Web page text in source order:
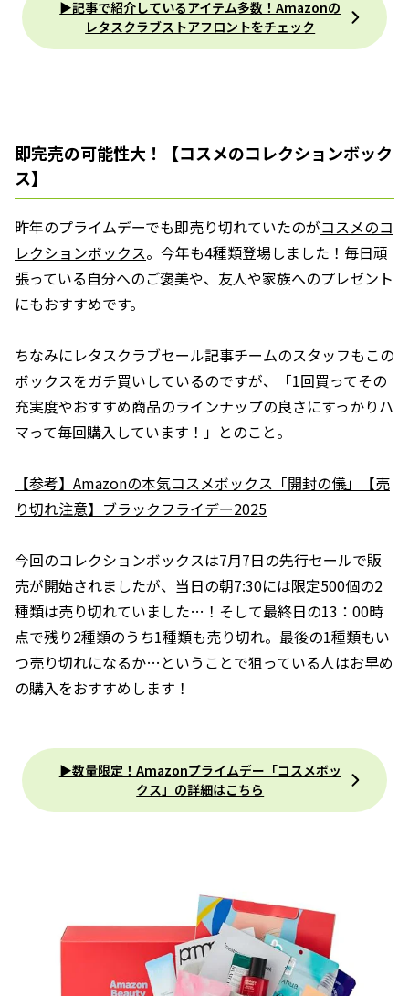
▶︎記事で紹介しているアイテム多数！Amazonの
レタスクラブストアフロントをチェック
即完売の可能性大！【コスメのコレクションボック
ス】
昨年のプライムデーでも即売り切れていたのがコスメのコ
レクションボックス。今年も4種類登場しました！毎日頑
張っている自分へのご褒美や、友人や家族へのプレゼント
にもおすすめです。
ちなみにレタスクラブセール記事チームのスタッフもこの
ボックスをガチ買いしているのですが、「1回買ってその
充実度やおすすめ商品のラインナップの良さにすっかりハ
マって毎回購入しています！」とのこと。
【参考】Amazonの本気コスメボックス「開封の儀」【売
り切れ注意】ブラックフライデー2025
今回のコレクションボックスは7月7日の先行セールで販
売が開始されましたが、当日の朝7:30には限定500個の2
種類は売り切れていました…！そして最終日の13：00時
点で残り2種類のうち1種類も売り切れ。最後の1種類もい
つ売り切れになるか…ということで狙っている人はお早め
の購入をおすすめします！
▶︎数量限定！Amazonプライムデー「コスメボッ
クス」の詳細はこちら